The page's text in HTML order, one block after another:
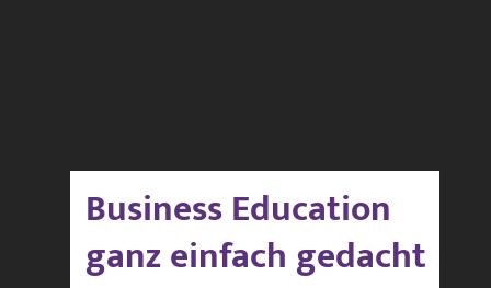
Business Education
ganz einfach gedacht
Spring Dances